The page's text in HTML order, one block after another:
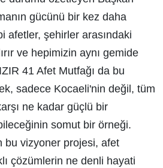
gücünü bir kez daha
afetler, şehirler arasındaki
ve hepimizin aynı gemide
41 Afet Mutfağı da bu
sadece Kocaeli'nin değil, tüm
ne kadar güçlü bir
somut bir örneği.
bu vizyoner projesi, afet
çözümlerin ne denli hayati